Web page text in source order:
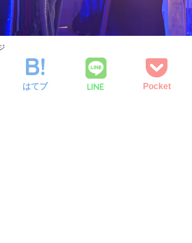
はてブ LINE Pocket